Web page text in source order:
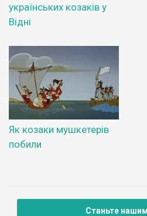
українських козаків у
Відні
Як козаки мушкетерів
побили
Станьте